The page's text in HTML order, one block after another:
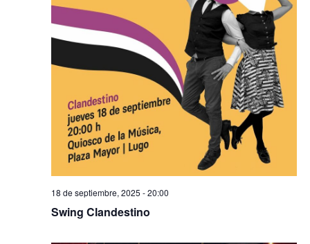
Swing Clandestino
18 de septiembre, 2025 - 20:00